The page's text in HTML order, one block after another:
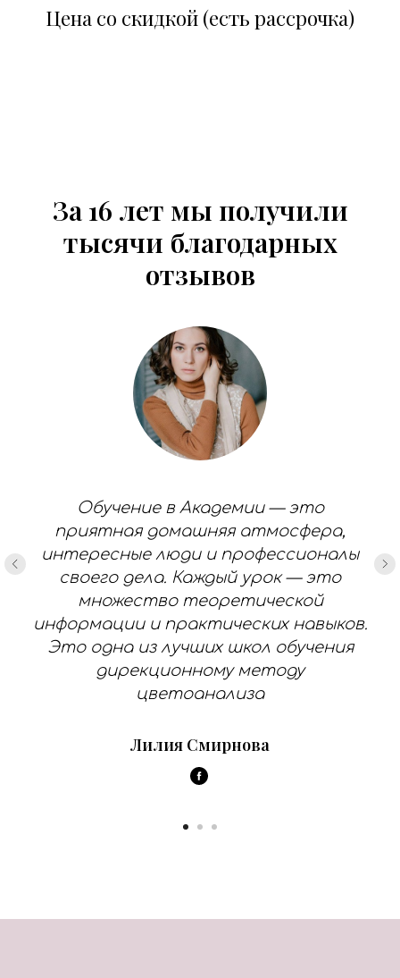
Цена со скидкой (есть рассрочка)
За 16 лет мы получили
тысячи благодарных
отзывов
Обучение в Академии — это
приятная домашняя атмосфера,
интересные люди и профессионалы
своего дела. Каждый урок — это
множество теоретической
информации и практических навыков.
Это одна из лучших школ обучения
дирекционному методу
цветоанализа
Лилия Смирнова